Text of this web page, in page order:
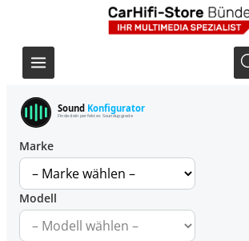
Sound Konfigurator
Finde dein perfektes Soundupgrade
Marke
Modell